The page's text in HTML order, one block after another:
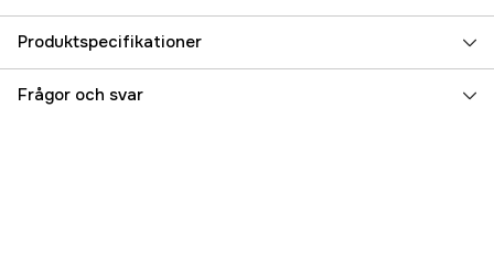
Produktspecifikationer
Referensnummer 5000075073
Frågor och svar